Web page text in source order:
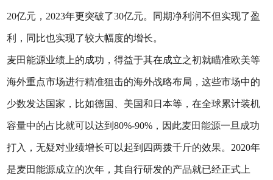
20亿元，2023年更突破了30亿元。同期净利润不但实现了盈
利，同比也实现了较大幅度的增长。
麦田能源业绩上的成功，得益于其在成立之初就瞄准欧美等
海外重点市场进行精准狙击的海外战略布局，这些市场中的
少数发达国家，比如德国、美国和日本等，在全球累计装机
容量中的占比就可以达到80%-90%，因此麦田能源一旦成功
打入，无疑对业绩增长可以起到四两拨千斤的效果。2020年
是麦田能源成立的次年，其自行研发的产品就已经正式上